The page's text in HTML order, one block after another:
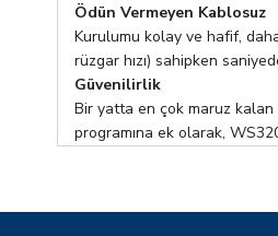
Ödün Vermeyen Kablosuz
Kurulumu kolay ve hafif,
rüzgar hızı) sahipken
Güvenilirlik
Bir yatta en çok maruz
programına ek olarak,